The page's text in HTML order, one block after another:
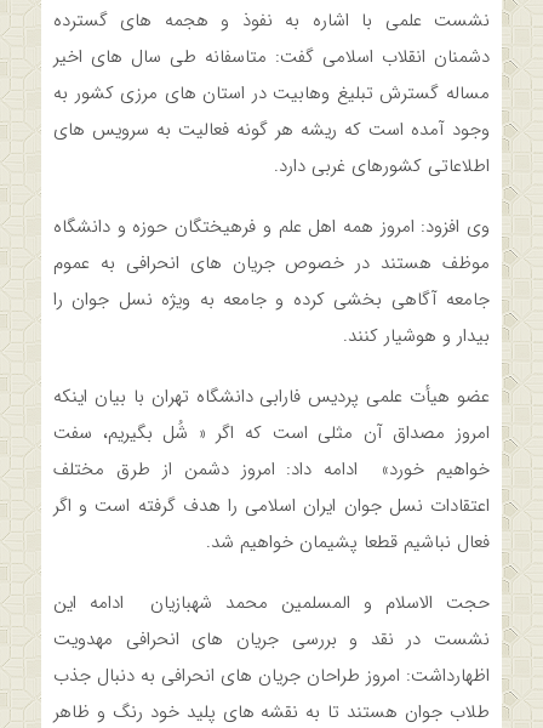
نشست علمی با اشاره به نفوذ و هجمه های گسترده
دشمنان انقلاب اسلامی گفت: متاسفانه طی سال های اخیر
مساله گسترش تبلیغ وهابیت در استان های مرزی کشور به
وجود آمده است که ریشه هر گونه فعالیت به سرویس های
اطلاعاتی کشورهای غربی دارد.
وی افزود: امروز همه اهل علم و فرهیختگان حوزه و دانشگاه
موظف هستند در خصوص جریان های انحرافی به عموم
جامعه آگاهی بخشی کرده و جامعه به ویژه نسل جوان را
بیدار و هوشیار کنند.
عضو هیأت علمی پردیس فارابی دانشگاه تهران با بیان اینکه
امروز مصداق آن مثلی است که اگر « شُل بگیریم، سفت
خواهیم خورد» ادامه داد: امروز دشمن از طرق مختلف
اعتقادات نسل جوان ایران اسلامی را هدف گرفته است و اگر
فعال نباشیم قطعا پشیمان خواهیم شد.
حجت الاسلام و المسلمین محمد شهبازیان ادامه این
نشست در نقد و بررسی جریان های انحرافی مهدویت
اظهارداشت: امروز طراحان جریان های انحرافی به دنبال جذب
طلاب جوان هستند تا به نقشه های پلید خود رنگ و ظاهر